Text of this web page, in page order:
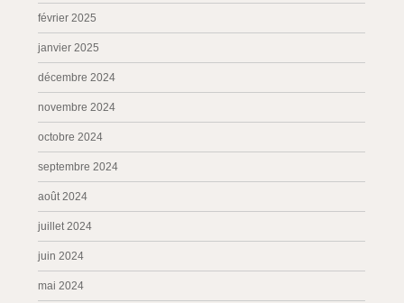
février 2025
janvier 2025
décembre 2024
novembre 2024
octobre 2024
septembre 2024
août 2024
juillet 2024
juin 2024
mai 2024